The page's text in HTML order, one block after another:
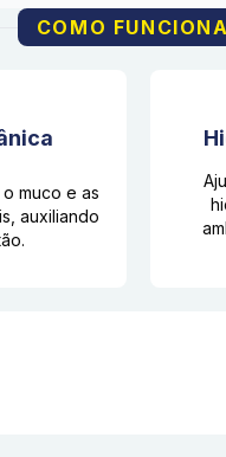
COMO
muco e as
auxiliando